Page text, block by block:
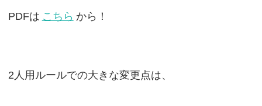
PDFは こちら から！
2人用ルールでの大きな変更点は、